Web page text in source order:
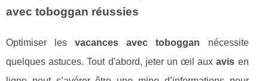
avec toboggan réussies
Optimiser lesvacances avec toboggan nécessite
quelques astuces. Tout d'abord, jeter un œil auxavis en